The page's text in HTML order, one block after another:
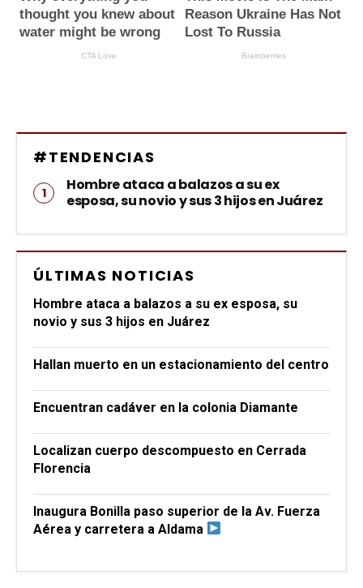
#TENDENCIAS
Hombre ataca a balazos a su ex
esposa, su novio y sus 3 hijos en Juárez
ÚLTIMAS NOTICIAS
Hombre ataca a balazos a su ex esposa, su
novio y sus 3 hijos en Juárez
Hallan muerto en un estacionamiento del centro
Encuentran cadáver en la colonia Diamante
Localizan cuerpo descompuesto en Cerrada
Florencia
Inaugura Bonilla paso superior de la Av. Fuerza
Aérea y carretera a Aldama